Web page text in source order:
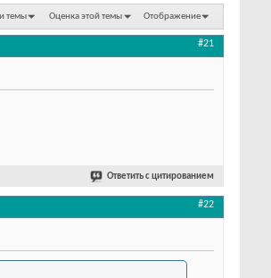
темы Оценка этой темы Отображение
#21
Ответить с цитированием
#22